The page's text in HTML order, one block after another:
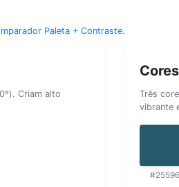
Paleta + Contraste.
Criam alto
Três
vibrante